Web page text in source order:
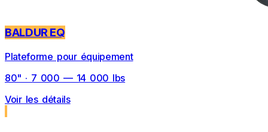
BALDUR EQ
Plateforme pour équipement
80" · 7 000 — 14 000 lbs
Voir les détails